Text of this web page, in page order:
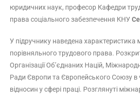
юридичних наук, професор Кафедри
права соціального забезпечення КНУ
У підручнику наведена характеристика
порівняльного трудового права.
Організації Об’єднаних Націй,
Ради Європи та Європейського Союзу в
відносин у сфері праці. Розглянуті